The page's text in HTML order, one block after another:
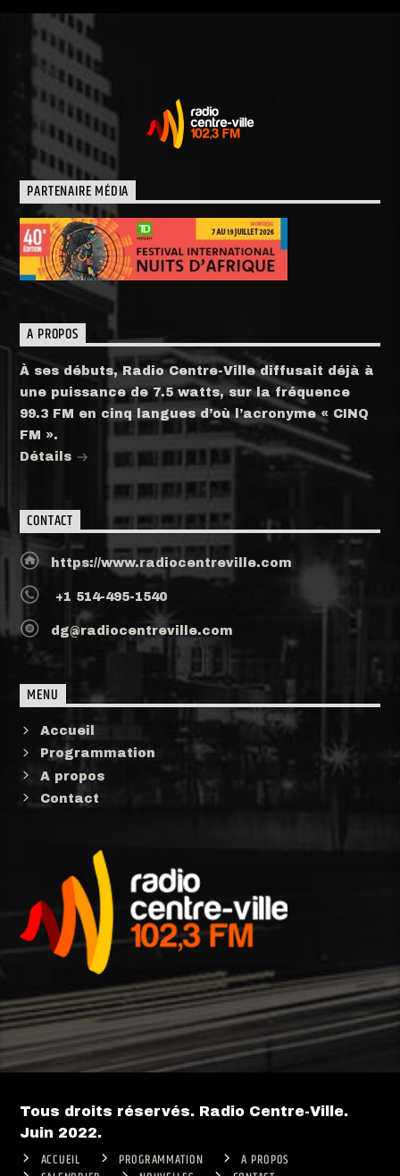
PARTENAIRE MÉDIA
A PROPOS
À ses débuts, Radio Centre-Ville diffusait déjà à
une puissance de 7.5 watts, sur la fréquence
99.3 FM en cinq langues d’où l’acronyme « CINQ
FM ».
Détails
CONTACT
https://www.radiocentreville.com
+1 514-495-1540
dg@radiocentreville.com
MENU
Accueil
Programmation
A propos
Contact
Tous droits réservés. Radio Centre-Ville.
Juin 2022.
ACCUEIL PROGRAMMATION
A PROPOS